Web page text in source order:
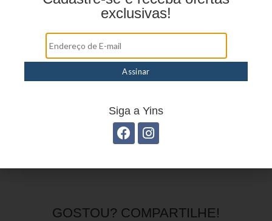
Συνολικά, όταν κρίνεις μια πλατφόρμα
ψυχαγωγίας, σκέψου την εμπειρία σαν σύντομη
γνωριμία με ένα μουσείο ή μια μεγάλη
βιβλιοθήκη: το λόμπι και τα εργαλεία αναζήτησης
είναι αυτά που καθορίζουν αν θα θέλεις να
δυνατότητα να κρατήσεις ένα προσωπικό
κατάλογο με τα αγαπημένα σου είναι οι
λεπτομέρειες που μένουν στο τέλος της βραδιάς.
GOSTOU? COMPARTILHE!
exclusivas!
Siga a Yins